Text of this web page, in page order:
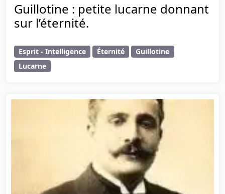
Guillotine : petite lucarne donnant
sur l’éternité.
Esprit - Intelligence Éternité
Guillotine
Lucarne